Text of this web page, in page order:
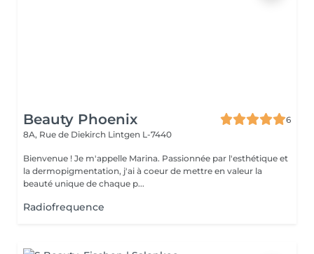
Beauty Phoenix
6
8A, Rue de Diekirch Lintgen L-7440
Bienvenue ! Je m'appelle Marina. Passionnée par l'esthétique et
la dermopigmentation, j'ai à coeur de mettre en valeur la
beauté unique de chaque p...
Radiofrequence